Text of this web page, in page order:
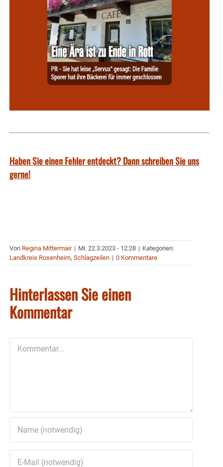
Haben Sie einen Fehler entdeckt? Dann schreiben Sie uns
gerne!
Von Regina Mittermair | Mi. 22.3.2023 - 12:28 | Kategorien:
Landkreis Rosenheim, Schlagzeilen | 0 Kommentare
Hinterlassen Sie einen
Kommentar